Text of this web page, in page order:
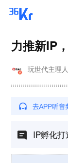
力推新IP
玩世代主理人
IP孵化